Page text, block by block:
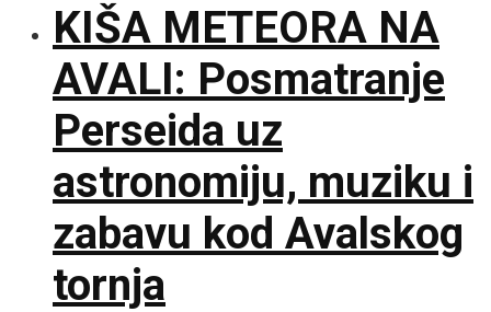
KIŠA METEORA NA
AVALI: Posmatranje
Perseida uz
astronomiju, muziku i
zabavu kod Avalskog
tornja